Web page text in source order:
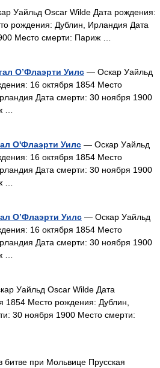
Уайльд Oscar Wilde Дата рождения:
рождения: Дублин, Ирландия Дата
Место смерти: Париж …
О’Флаэрти Уилс — Оскар Уайльд
16 октября 1854 Место
Дата смерти: 30 ноября 1900
…
О'Флаэрти Уилс — Оскар Уайльд
16 октября 1854 Место
Дата смерти: 30 ноября 1900
…
О’Флаэрти Уилс — Оскар Уайльд
16 октября 1854 Место
Дата смерти: 30 ноября 1900
…
Уайльд Oscar Wilde Дата
1854 Место рождения: Дублин,
30 ноября 1900 Место смерти:
битве при Мольвице Прусская